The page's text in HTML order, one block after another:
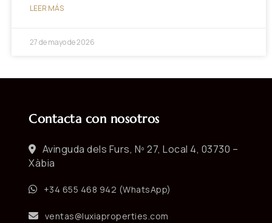
LEER MÁS
27 de mayo de 2026
Contacta con nosotros
Avinguda dels Furs, Nº 27, Local 4, 03730 –
Xàbia
+34 655 468 942 (WhatsApp)
ventas@luxiaproperties.com